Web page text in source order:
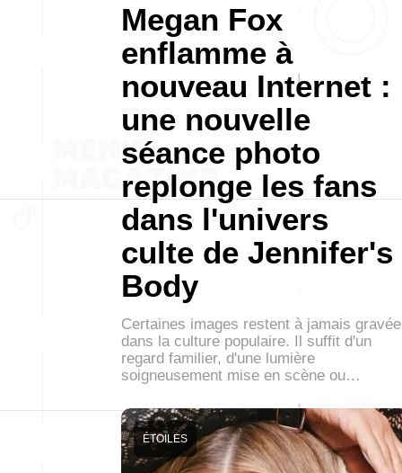
Megan Fox
enflamme à
nouveau Internet :
une nouvelle
séance photo
replonge les fans
dans l'univers
culte de Jennifer's
Body
Certaines images restent à jamais
dans la culture populaire. Il suffit d'un
regard familier, d'une lumière
soigneusement mise en scène ou…
ÉTOILES